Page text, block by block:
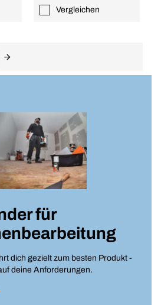
Vergleichen
für
dich gezielt zum besten Produkt -
deine Anforderungen.